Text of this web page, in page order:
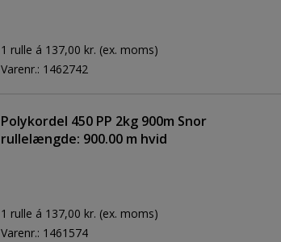
1 rulle á 137,00 kr. (ex. moms)
Varenr.: 1462742
Polykordel 450 PP 2kg 900m Snor
rullelængde: 900.00 m hvid
1 rulle á 137,00 kr. (ex. moms)
Varenr.: 1461574